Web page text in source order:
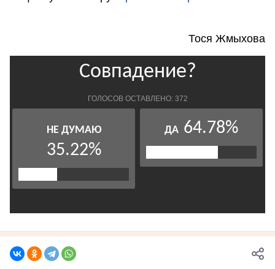
Тося Жмыхова